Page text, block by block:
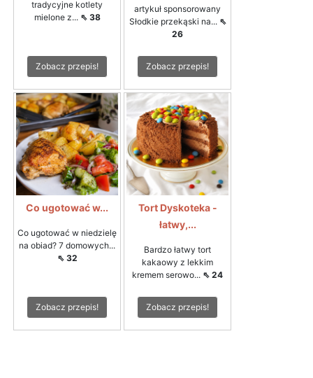
tradycyjne kotlety
mielone z... ⇖ 38
Zobacz przepis!
artykuł sponsorowany
Słodkie przekąski na... ⇖
26
Zobacz przepis!
Co ugotować w...
Co ugotować w niedzielę
na obiad? 7 domowych...
⇖ 32
Zobacz przepis!
Tort Dyskoteka -
łatwy,...
Bardzo łatwy tort
kakaowy z lekkim
kremem serowo... ⇖ 24
Zobacz przepis!